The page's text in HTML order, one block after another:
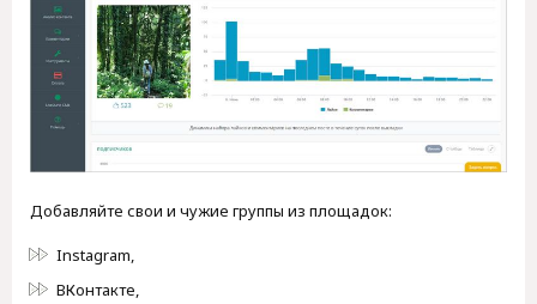
Добавляйте свои и чужие группы из площадок:
Instagram,
ВКонтакте,